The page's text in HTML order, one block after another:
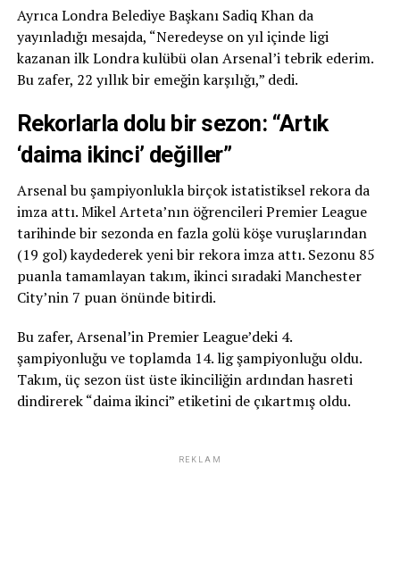
Ayrıca Londra Belediye Başkanı Sadiq Khan da
yayınladığı mesajda, “Neredeyse on yıl içinde ligi
kazanan ilk Londra kulübü olan Arsenal’i tebrik ederim.
Bu zafer, 22 yıllık bir emeğin karşılığı,” dedi.
Rekorlarla dolu bir sezon: “Artık
‘daima ikinci’ değiller”
Arsenal bu şampiyonlukla birçok istatistiksel rekora da
imza attı. Mikel Arteta’nın öğrencileri Premier League
tarihinde bir sezonda en fazla golü köşe vuruşlarından
(19 gol) kaydederek yeni bir rekora imza attı. Sezonu 85
puanla tamamlayan takım, ikinci sıradaki Manchester
City’nin 7 puan önünde bitirdi.
Bu zafer, Arsenal’in Premier League’deki 4.
şampiyonluğu ve toplamda 14. lig şampiyonluğu oldu.
Takım, üç sezon üst üste ikinciliğin ardından hasreti
dindirerek “daima ikinci” etiketini de çıkartmış oldu.
REKLAM